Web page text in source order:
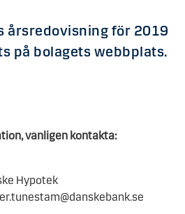
årsredovisning för 2019
på bolagets webbplats.
vänligen kontakta:
Hypotek